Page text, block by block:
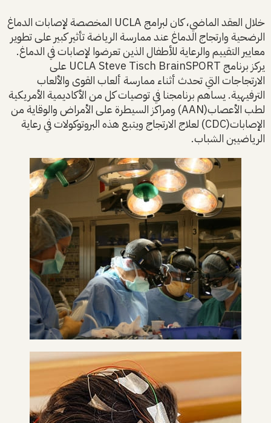
خلال العقد الماضي، كان لبرامج UCLA المخصصة لإصابات الدماغ
الرضحية وارتجاج الدماغ عند ممارسة الرياضة تأثير كبير على تطوير
معايير التقييم والرعاية للأطفال الذين تعرضوا لإصابات في الدماغ.
يركز برنامج UCLA Steve Tisch BrainSPORT على
الارتجاجات التي تحدث أثناء ممارسة ألعاب القوى والألعاب
الترفيهية. يساهم برنامجنا في توصيات كل من الأكاديمية الأمريكية
لطب الأعصاب(AAN) ومراكز السيطرة على الأمراض والوقاية من
الإصابات(CDC) لعلاج الارتجاج ويتبع هذه البروتوكولات في رعاية
الرياضيين الشباب.